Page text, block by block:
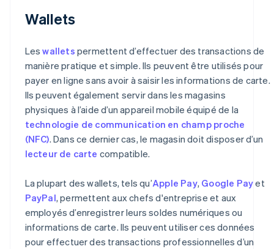
Wallets
Leswallets permettent d’effectuer des transactions de
manière pratique et simple. Ils peuvent être utilisés pour
payer en ligne sans avoir à saisir les informations de carte.
Ils peuvent également servir dans les magasins
physiques à l’aide d’un appareil mobile équipé de la
technologie de communication en champ proche
(NFC). Dans ce dernier cas, le magasin doit disposer d’un
lecteur de carte compatible.
La plupart des wallets, tels qu’Apple Pay, Google Payet
PayPal, permettent aux chefs d'entreprise et aux
employés d’enregistrer leurs soldes numériques ou
informations de carte. Ils peuvent utiliser ces données
pour effectuer des transactions professionnelles d’un